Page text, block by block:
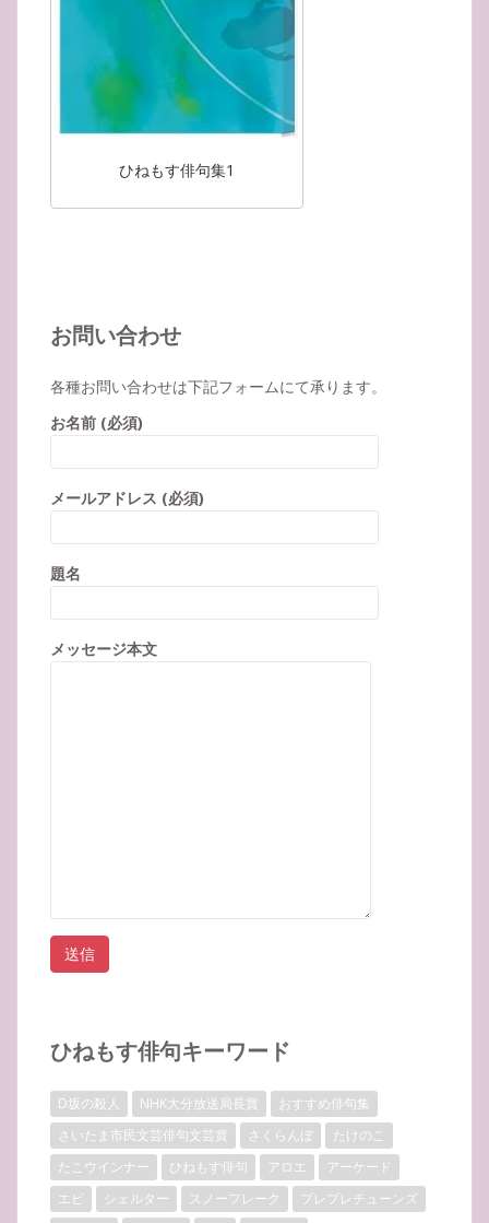
ひねもす俳句集1
お問い合わせ
各種お問い合わせは下記フォームにて承ります。
お名前 (必須)
メールアドレス (必須)
題名
メッセージ本文
ひねもす俳句キーワード
D坂の殺人 NHK大分放送局長賞
おすすめ俳句集
さいたま市民文芸俳句文芸賞
さくらんぼ
たけのこ
たこウインナー
ひねもす俳句 アロエ
アーケード
エビ
シェルター スノーフレーク
プレプレチューンズ